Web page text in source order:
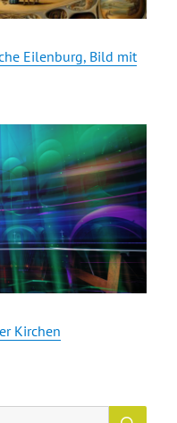
Eilenburg, Bild mit
Kirchen